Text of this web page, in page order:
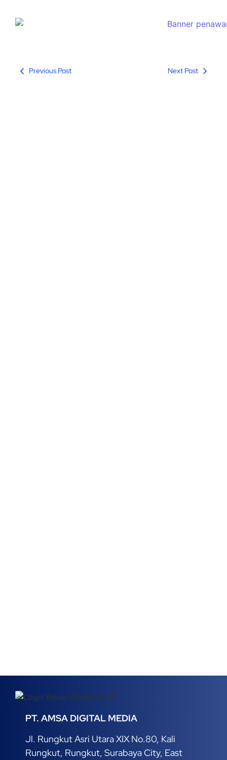
Previous Post Next Post
PT. AMSA DIGITAL MEDIA
Jl. Rungkut Asri Utara XIX No.80, Kali
Rungkut, Rungkut, Surabaya City, East